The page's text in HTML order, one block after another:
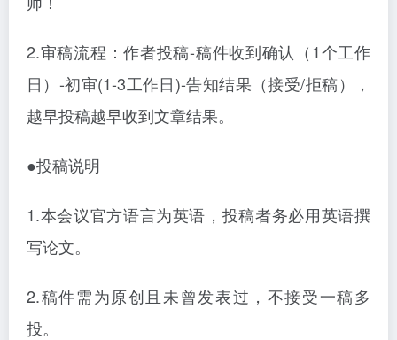
2.审稿流程：作者投稿-稿件收到确认（1个工作
日）-初审(1-3工作日)-告知结果（接受/拒稿），
越早投稿越早收到文章结果。
●投稿说明
1.本会议官方语言为英语，投稿者务必用英语撰
写论文。
2.稿件需为原创且未曾发表过，不接受一稿多
投。